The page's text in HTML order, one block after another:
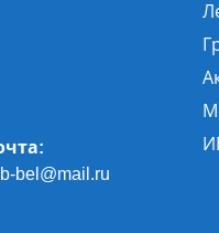
:
bel@mail.ru